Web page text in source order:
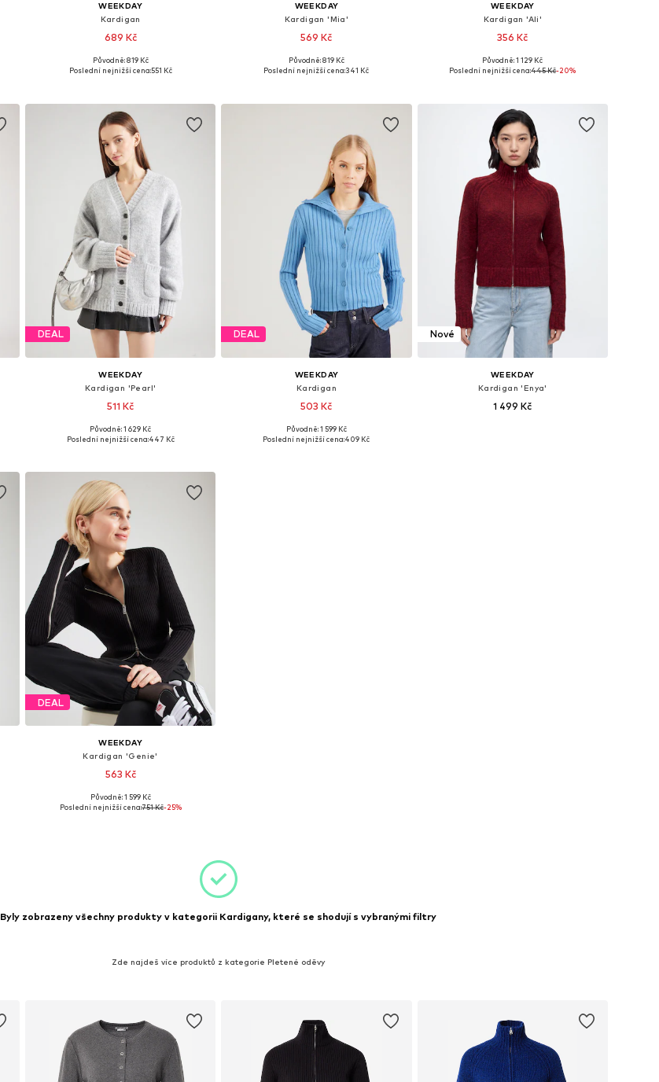
WEEKDAY
Kardigan
689 Kč
Dostupné velikosti: S
Původně: 819 Kč
Poslední nejnižší cena:551 Kč
WEEKDAY
Kardigan 'Mia'
569 Kč
Dostupné velikosti: L
Původně: 819 Kč
Poslední nejnižší cena:341 Kč
WEEKDAY
Kardigan 'Ali'
356 Kč
Dostupné velikosti: XS
Původně: 1 129 Kč
Poslední nejnižší cena:445 Kč-20%
DEAL
WEEKDAY
Kardigan 'Pearl'
511 Kč
Dostupné velikosti: XS
Původně: 1 629 Kč
Poslední nejnižší cena:447 Kč
DEAL
WEEKDAY
Kardigan
503 Kč
Dostupné velikosti: XS
Původně: 1 599 Kč
Poslední nejnižší cena:409 Kč
Nové
WEEKDAY
Kardigan 'Enya'
1 499 Kč
DEAL
WEEKDAY
Kardigan 'Genie'
563 Kč
Dostupné velikosti: XS
Původně: 1 599 Kč
Poslední nejnižší cena:751 Kč-25%
Byly zobrazeny všechny produkty v kategorii Kardigany, které se shodují s vybranými filtry
Zde najdeš více produktů z kategorie Pletené oděvy